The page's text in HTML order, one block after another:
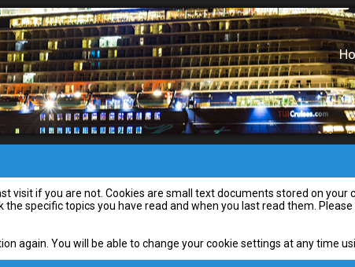
if you are not. Cookies are small text documents stored on your
specific topics you have read and when you last read them.
again. You will be able to change your cookie settings at any time